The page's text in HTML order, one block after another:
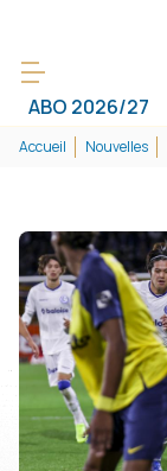
ABO 2026/27
Accueil Nouvelles